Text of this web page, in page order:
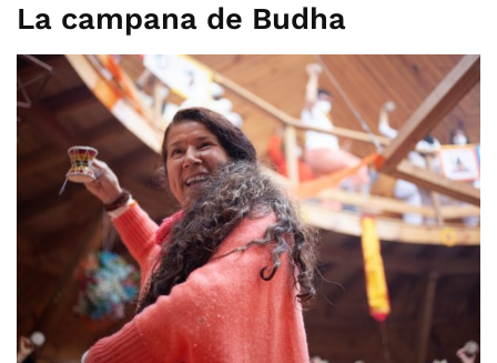
La campana de Budha